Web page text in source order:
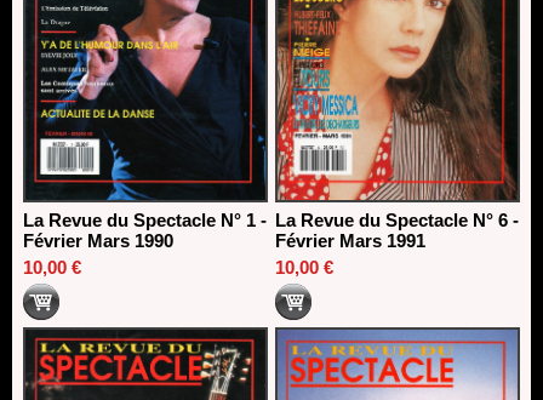
La Revue du Spectacle N° 1 -
Février Mars 1990
10,00 €
La Revue du Spectacle N° 6 -
Février Mars 1991
10,00 €